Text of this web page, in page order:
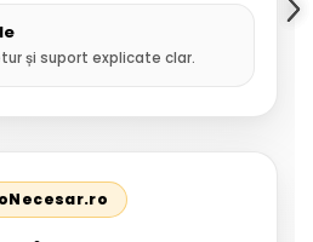
și suport explicate clar.